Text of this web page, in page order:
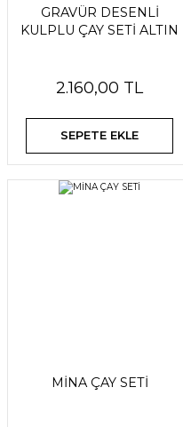
GRAVÜR DESENLİ
KULPLU ÇAY SETİ ALTIN
2.160,00 TL
SEPETE EKLE
MİNA ÇAY SETİ